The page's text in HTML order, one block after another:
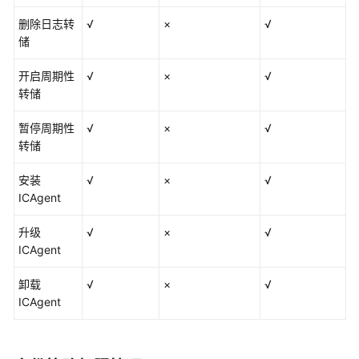
删除日志转
储
√ × √
开启周期性
转储
√ × √
暂停周期性
转储
√ × √
安装
ICAgent
√ × √
升级
ICAgent
√ × √
卸载
ICAgent
√ × √